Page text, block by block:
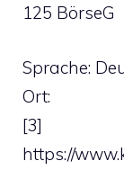
125 BörseG
Sprache:
Ort:
[3]
https://